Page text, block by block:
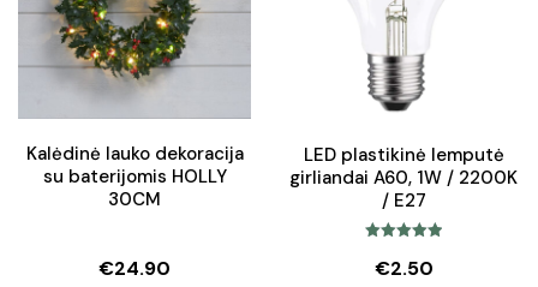
Kalėdinė lauko dekoracija
su baterijomis HOLLY
30CM
€24.90
LED plastikinė lemputė
girliandai A60, 1W / 2200K
/ E27
5.00iš 5
€2.50